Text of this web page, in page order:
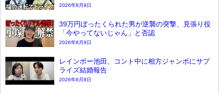
2026年8月9日
39万円ぼったくられた男が逆襲の突撃、見張り役
「今やってないじゃん」と否認
2026年8月9日
レインボー池田、コント中に相方ジャンボにサプ
ライズ結婚報告
2026年8月8日